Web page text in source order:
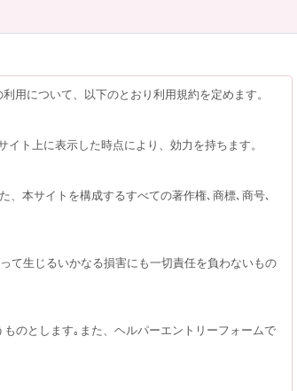
用について、以下のとおり利用規約を定めます。
ト上に表示した時点により、効力を持ちます。
本サイトを構成するすべての著作権､商標､商号､
て生じるいかなる損害にも一切責任を負わないもの
のとします｡また、ヘルパーエントリーフォームで